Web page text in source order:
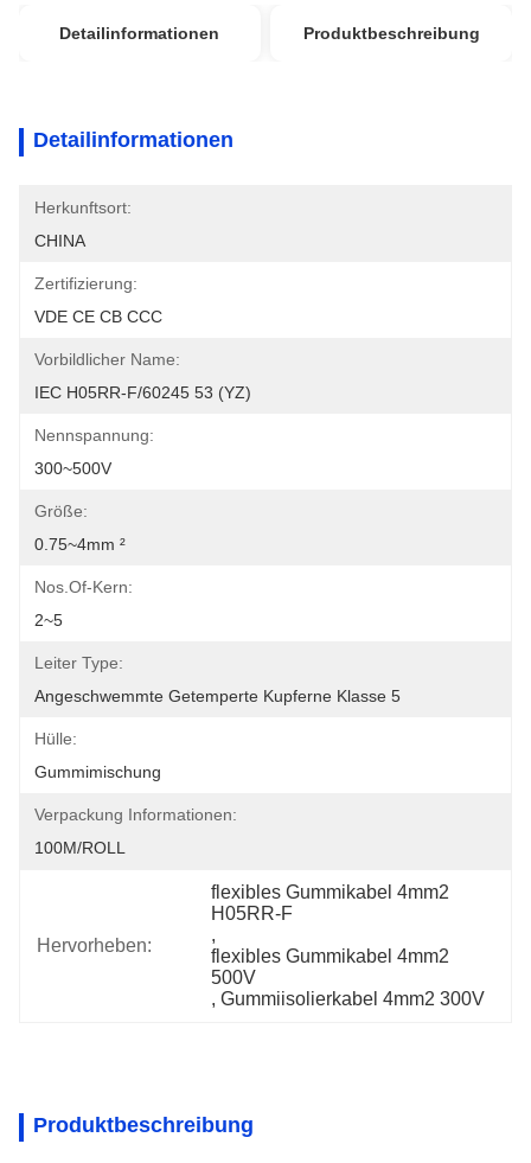
Detailinformationen Produktbeschreibung
Detailinformationen
Herkunftsort:
CHINA
Zertifizierung:
VDE CE CB CCC
Vorbildlicher Name:
IEC H05RR-F/60245 53 (YZ)
Nennspannung:
300~500V
Größe:
0.75~4mm ²
Nos.of-Kern:
2~5
Leiter Type:
Angeschwemmte Getemperte Kupferne Klasse 5
Hülle:
Gummimischung
Verpackung Informationen:
100M/ROLL
Hervorheben:
flexibles Gummikabel 4mm2
H05RR-F
,
flexibles Gummikabel 4mm2
500V
, Gummiisolierkabel 4mm2 300V
Produktbeschreibung